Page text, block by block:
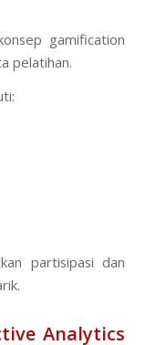
gamification
pelatihan.
partisipasi dan
Analytics